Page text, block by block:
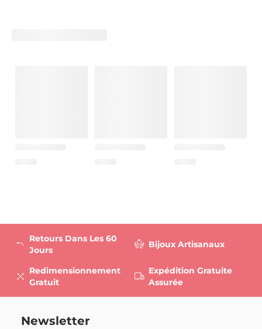
Retours Dans Les 60
Jours
Redimensionnement
Gratuit
Bijoux Artisanaux
Expédition Gratuite
Assurée
Newsletter